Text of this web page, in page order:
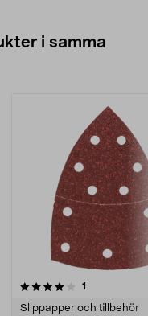
i samma
1
Slippapper och tillbehör
4.5av 5 stjärnor